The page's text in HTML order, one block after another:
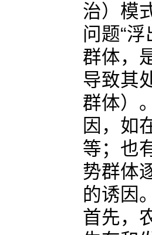
治）模
问题“
群体，
导致其
群体）
因，如
等；也
势群体
的诱因
首先，